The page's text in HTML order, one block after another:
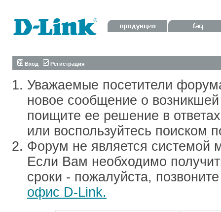
Вход Регистрация
Уважаемые посетители
новое сообщение о
поищите ее решение в
или воспользуйтесь поиском
Форум не является системой
Если Вам необходимо
сроки - пожалуйста,
офис D-Link.